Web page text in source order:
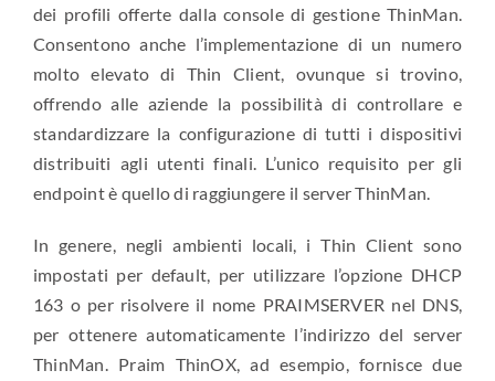
dei profili offerte dalla console di gestione ThinMan.
Consentono anche l’implementazione di un numero
molto elevato di Thin Client, ovunque si trovino,
offrendo alle aziende la possibilità di controllare e
standardizzare la configurazione di tutti i dispositivi
distribuiti agli utenti finali. L’unico requisito per gli
endpoint è quello di raggiungere il server ThinMan.
In genere, negli ambienti locali, i Thin Client sono
impostati per default, per utilizzare l’opzione DHCP
163 o per risolvere il nome PRAIMSERVER nel DNS,
per ottenere automaticamente l’indirizzo del server
ThinMan. Praim ThinOX, ad esempio, fornisce due